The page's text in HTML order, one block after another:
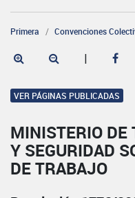
Primera Convenciones
|
VER PÁGINAS PUBLICADAS
MINISTERIO DE
Y SEGURIDAD
DE TRABAJO